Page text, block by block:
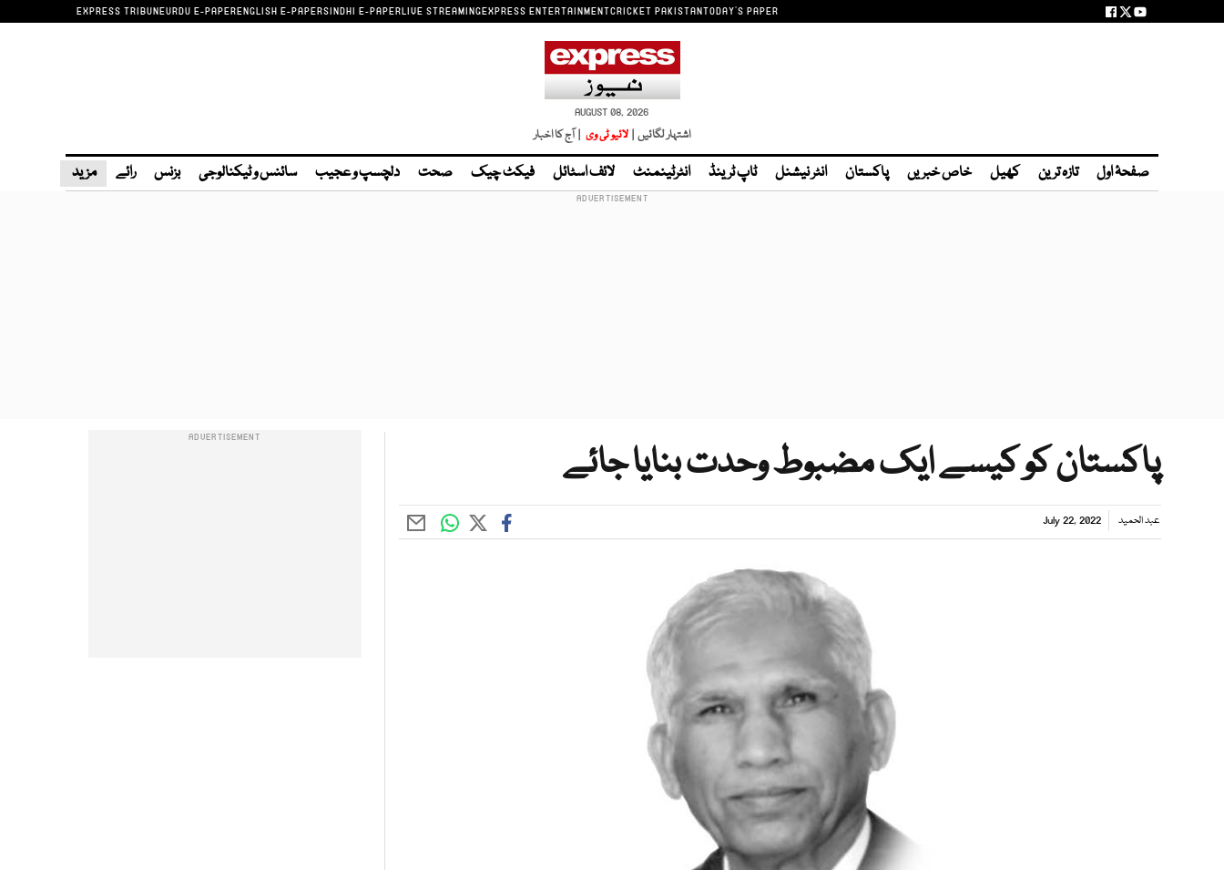
EXPRESS TRIBUNEURDU E-PAPERENGLISH E-PAPERSINDHI E-PAPERLIVE STREAMINGEXPRESS ENTERTAINMENTCRICKET PAKISTANTODAY'S PAPER
AUGUST 08, 2026
اشتہار لگائیں | لائیو ٹی وی | آج کا اخبار
صفحۂ اول تازہ ترین کھیل خاص خبریں پاکستان انٹر نیشنل ٹاپ ٹرینڈ انٹرٹینمنٹ لائف اسٹائل فیکٹ چیک صحت دلچسپ و عجیب سائنس و ٹیکنالوجی بزنس رائے مزید
پاکستان کو کیسے ایک مضبوط وحدت بنایا جائے
عبد الحمید July 22, 2022